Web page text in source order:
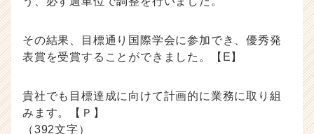
その結果、目標通り国際学会に参加でき、優秀発
表賞を受賞することができました。【E】
貴社でも目標達成に向けて計画的に業務に取り組
みます。【Ｐ】
（392文字）